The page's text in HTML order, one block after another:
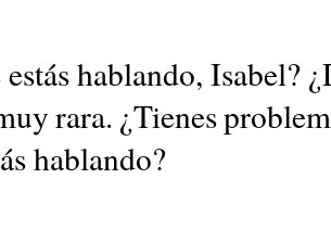
hablando, Isabel?
rara. ¿Tienes
hablando?